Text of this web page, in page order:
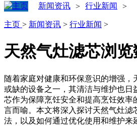
新闻资讯 > 行业新闻 >
主页 > 新闻资讯 > 行业新闻 >
天然气灶滤芯浏览
随着家庭对健康和环保意识的增强，
或缺的设备之一，其清洁与维护也日
芯作为保障烹饪安全和提高烹饪效率
言而喻。本文将深入探讨天然气灶滤
法，以及如何通过优化使用和维护来